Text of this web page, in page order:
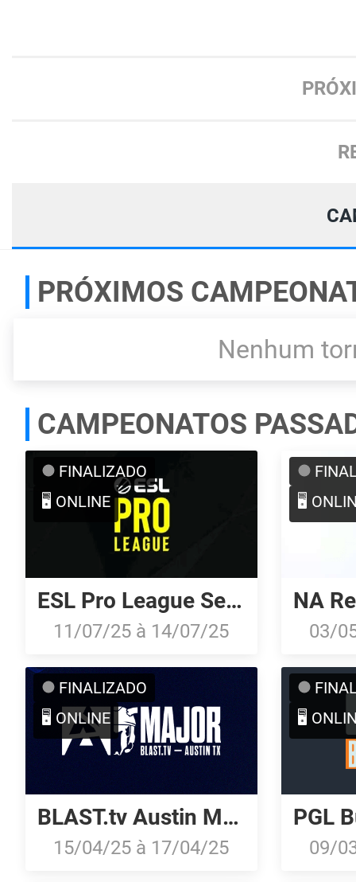
PRÓXIMOS
Nenhum
CAMPEONATOS
FINALIZADO
🖥️ ONLINE
ESL Pro League Season 22: North American Qualifier
11/07/25 à 14/07/25
🖥️
NA
03/
FINALIZADO
🖥️ ONLINE
BLAST.tv Austin Major 2025: North American Regional Qualifier
15/04/25 à 17/04/25
🖥️
09/